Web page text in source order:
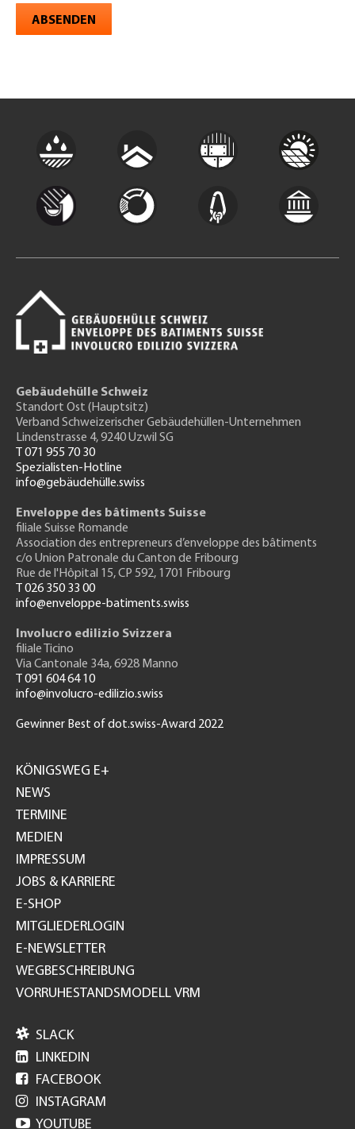
ABSENDEN
Gebäudehülle Schweiz
Standort Ost (Hauptsitz)
Verband Schweizerischer Gebäudehüllen-Unternehmen
Lindenstrasse 4, 9240 Uzwil SG
T 071 955 70 30
Spezialisten-Hotline
info@gebäudehülle.swiss
Enveloppe des bâtiments Suisse
filiale Suisse Romande
Association des entrepreneurs d’enveloppe des bâtiments
c/o Union Patronale du Canton de Fribourg
Rue de l'Hôpital 15, CP 592, 1701 Fribourg
T 026 350 33 00
info@enveloppe-batiments.swiss
Involucro edilizio Svizzera
filiale Ticino
Via Cantonale 34a, 6928 Manno
T 091 604 64 10
info@involucro-edilizio.swiss
Gewinner Best of dot.swiss-Award 2022
GH
KÖNIGSWEG E+
NEWS
TERMINE
MEDIEN
IMPRESSUM
JOBS & KARRIERE
E-SHOP
MITGLIEDERLOGIN
E-NEWSLETTER
WEGBESCHREIBUNG
VORRUHESTANDSMODELL VRM
 SLACK
 LINKEDIN
 FACEBOOK
 INSTAGRAM
 YOUTUBE